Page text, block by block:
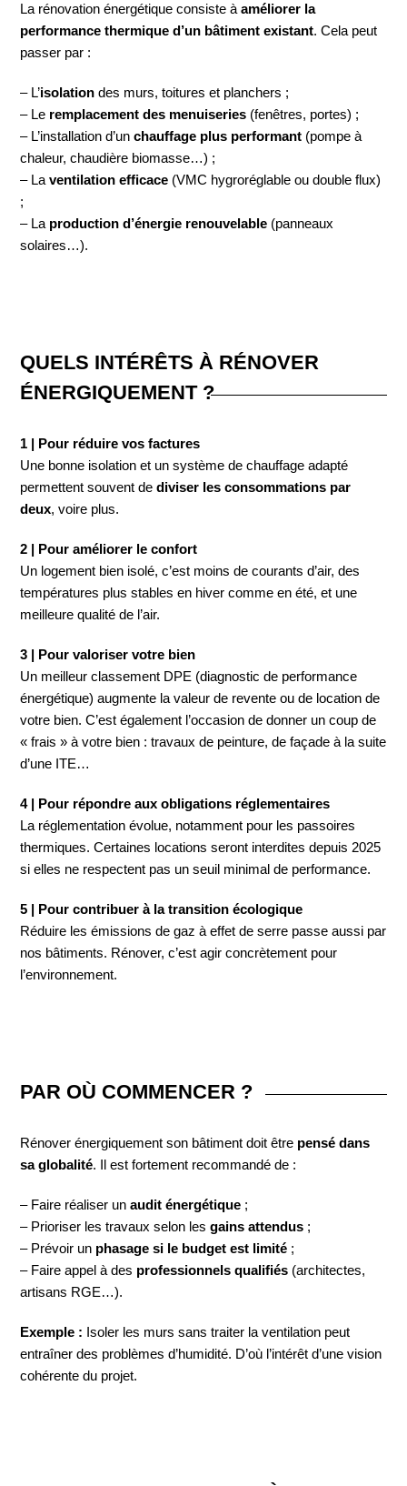
La rénovation énergétique consiste àaméliorer la
performance thermique d’un bâtiment existant. Cela peut
passer par :
– L’isolation des murs, toitures et planchers ;
– Le remplacement des menuiseries (fenêtres, portes) ;
– L’installation d’unchauffage plus performant (pompe à
chaleur, chaudière biomasse…) ;
– Laventilation efficace (VMC hygroréglable ou double flux)
;
– La production d’énergie renouvelable (panneaux
solaires…).
QUELS INTÉRÊTS À RÉNOVER
ÉNERGIQUEMENT ?
1 | Pour réduire vos factures
Une bonne isolation et un système de chauffage adapté
permettent souvent dediviser les consommations par
deux, voire plus.
2 | Pour améliorer le confort
Un logement bien isolé, c’est moins de courants d’air, des
températures plus stables en hiver comme en été, et une
meilleure qualité de l’air.
3 | Pour valoriser votre bien
Un meilleur classement DPE (diagnostic de performance
énergétique) augmente la valeur de revente ou de location de
votre bien. C’est également l’occasion de donner un coup de
« frais » à votre bien : travaux de peinture, de façade à la suite
d’une ITE…
4 | Pour répondre aux obligations réglementaires
La réglementation évolue, notamment pour les passoires
thermiques. Certaines locations seront interdites depuis 2025
si elles ne respectent pas un seuil minimal de performance.
5 | Pour contribuer à la transition écologique
Réduire les émissions de gaz à effet de serre passe aussi par
nos bâtiments. Rénover, c’est agir concrètement pour
l’environnement.
PAR OÙ COMMENCER ?
Rénover énergiquement son bâtiment doit être pensé dans
sa globalité. Il est fortement recommandé de :
– Faire réaliser unaudit énergétique ;
– Prioriser les travaux selon lesgains attendus ;
– Prévoir un phasage si le budget est limité ;
– Faire appel à des professionnels qualifiés (architectes,
artisans RGE…).
Exemple : Isoler les murs sans traiter la ventilation peut
entraîner des problèmes d’humidité. D’où l’intérêt d’une vision
cohérente du projet.